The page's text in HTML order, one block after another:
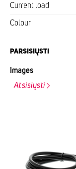
Current load
Colour
PARSISIŲSTI
Images
Atsisiųsti